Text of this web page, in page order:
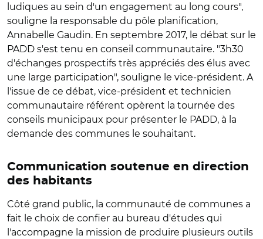
ludiques au sein d'un engagement au long cours",
souligne la responsable du pôle planification,
Annabelle Gaudin. En septembre 2017, le débat sur le
PADD s'est tenu en conseil communautaire. "3h30
d'échanges prospectifs très appréciés des élus avec
une large participation", souligne le vice-président. A
l'issue de ce débat, vice-président et technicien
communautaire référent opèrent la tournée des
conseils municipaux pour présenter le PADD, à la
demande des communes le souhaitant.
Communication soutenue en direction
des habitants
Côté grand public, la communauté de communes a
fait le choix de confier au bureau d'études qui
l'accompagne la mission de produire plusieurs outils